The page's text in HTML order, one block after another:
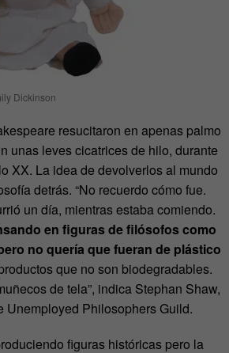
Dickinson
resucitaron en apenas palmo
unas leves cicatrices de hilo, durante
XX. La idea de devolverlos al mundo
detrás. “No recuerdo cómo fue.
un día, mientras estaba comiendo.
en figuras de filósofos como
no quería que fueran de plástico
que no son biodegradables.
de tela”, indica Stephan Shaw,
Unemployed Philosophers Guild.
figuras históricas pero la